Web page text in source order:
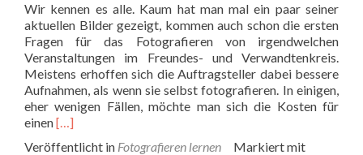
Wir kennen es alle. Kaum hat man mal ein paar seiner
aktuellen Bilder gezeigt, kommen auch schon die ersten
Fragen für das Fotografieren von irgendwelchen
Veranstaltungen im Freundes- und Verwandtenkreis.
Meistens erhoffen sich die Auftragsteller dabei bessere
Aufnahmen, als wenn sie selbst fotografieren. In einigen,
eher wenigen Fällen, möchte man sich die Kosten für
einenRead
[…]
Veröffentlicht in Fotografieren lernen
Markiert mit